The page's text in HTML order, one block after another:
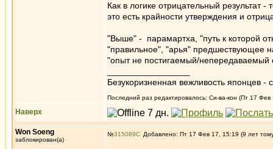
Как в логике отрицательный результат -
это есть крайности утверждения и
"Выше" - парамартха, "путь к которой
"правильное", "арья" предшествующее
"опыт не постигаемый/
Безукоризненная вежливость японцев -
Последний раз редактировалось: Си-ва-кон (Пт 17 Фев
Наверх
Won Soeng
заблокирован(а)
№315089 Добавлено: Пт 17 Фев 17, 15:19 (9 лет